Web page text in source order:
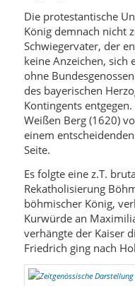
Die protestantische
König demnach nicht
Schwiegervater, der
keine Anzeichen, sich
ohne
des bayerischen
Kontingents
Weißen Berg (1620)
einem
Seite.
Es folgte eine z.T.
Rekatholisierung
böhmischer König,
Kurwürde an
verhängte der Kaiser
Friedrich ging nach